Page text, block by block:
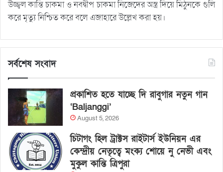
উজ্জ্বল কান্তি চাকমা ও নবদ্বীপ চাকমা নিজেদের অস্ত্র দিয়ে মিঠুনকে গুলি
করে মৃত্যু নিশ্চিত করে বলে এজাহারে উল্লেখ করা হয়।
সর্বশেষ সংবাদ
প্রকাশিত হতে যাচ্ছে দি রাবুগার নতুন গান
‘Baljanggi’
August 5, 2026
চিটাগং হিল ট্রাক্টস রাইটার্স ইউনিয়ন এর
কেন্দ্রীয় নেতৃত্বে মংক্য শোয়ে নু নেভী এবং
মুকুল কান্তি ত্রিপুরা